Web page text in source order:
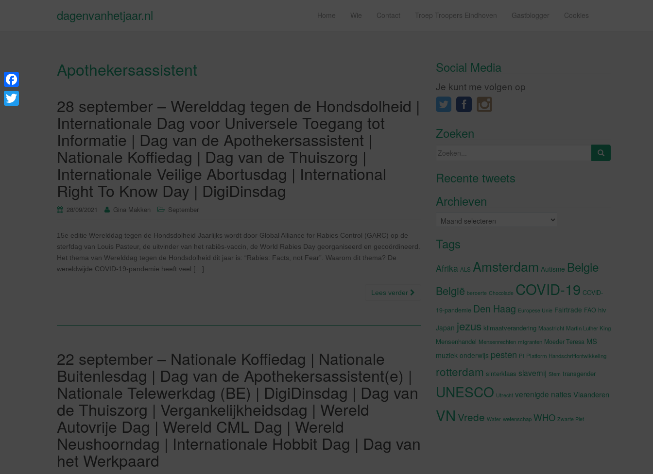
dagenvanhetjaar.nl Home Wie Contact Troep Troopers Eindhoven Gastblogger Cookies
Apothekersassistent
28 september – Werelddag tegen de Hondsdolheid |
Internationale Dag voor Universele Toegang tot
Informatie | Dag van de Apothekersassistent |
Nationale Koffiedag | Dag van de Thuiszorg |
Internationale Veilige Abortusdag | International
Right To Know Day | DigiDinsdag
28/09/2021 Gina Makken September
15e editie Werelddag tegen de Hondsdolheid Jaarlijks wordt door Global Alliance for Rabies Control (GARC) op de
sterfdag van Louis Pasteur, de uitvinder van het rabiës-vaccin, de World Rabies Day georganiseerd en gecoördineerd.
Het thema van Werelddag tegen de Hondsdolheid dit jaar is: “Rabies: Facts, not Fear”. Waarom dit thema? De
wereldwijde COVID-19-pandemie heeft veel […]
Lees verder
22 september – Nationale Koffiedag | Nationale
Buitenlesdag | Dag van de Apothekersassistent(e) |
Nationale Telewerkdag (BE) | DigiDinsdag | Dag van
de Thuiszorg | Vergankelijkheidsdag | Wereld
Autovrije Dag | Wereld CML Dag | Wereld
Neushoorndag | Internationale Hobbit Dag | Dag van
het Werkpaard
Social Media
Je kunt me volgen op
Zoeken
Zoeken
Recente tweetsKlik om marketing cookies te
Archieven
Archieven
Tags
Afrika ALS Amsterdam Autisme Belgie
België beroerte Chocolade COVID-19 COVID-
19-pandemie Den Haag Europese Unie Fairtrade FAO hiv
Japan jezus klimaatverandering Maastricht Martin Luther King
Mensenhandel Mensenrechten migranten Moeder Teresa MS
muziek onderwijs pesten Pi Platform Handschriftontwikkeling
rotterdam sinterklaas slavernij Stem transgender
UNESCO Utrecht verenigde naties Vlaanderen
VN Vrede Water wetenschap WHO Zwarte Piet
F